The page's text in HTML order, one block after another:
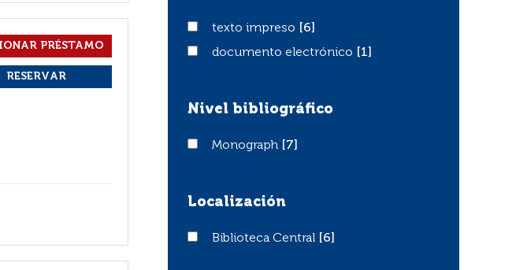
texto impreso
texto impreso
[6]
documento electrónico
documento electrónico [1]
Nivel bibliográfico
Monograph
Monograph [7]
Localización
Biblioteca Central
Biblioteca Central [6]